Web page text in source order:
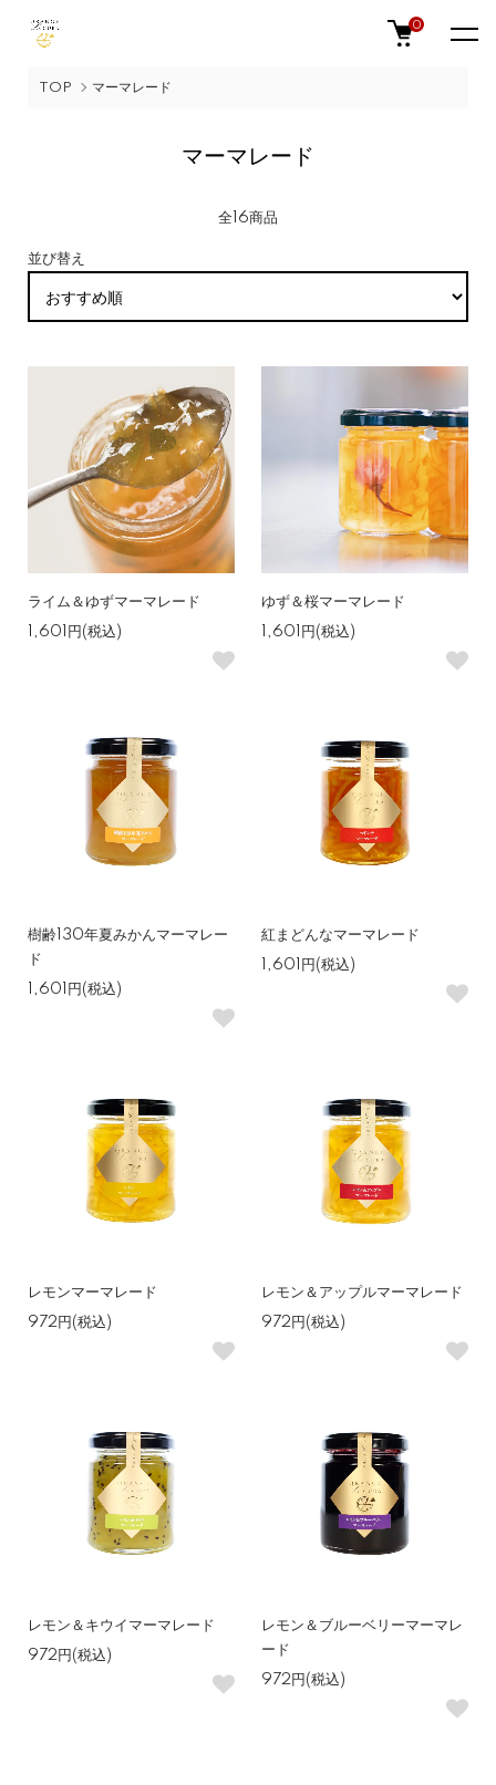
0
TOP マーマレード
マーマレード
全16商品
並び替え
ライム＆ゆずマーマレード
1,601円(税込)
ゆず＆桜マーマレード
1,601円(税込)
樹齢130年夏みかんマーマレー
ド
1,601円(税込)
紅まどんなマーマレード
1,601円(税込)
レモンマーマレード
972円(税込)
レモン＆アップルマーマレード
972円(税込)
レモン＆キウイマーマレード
972円(税込)
レモン＆ブルーベリーマーマレ
ード
972円(税込)